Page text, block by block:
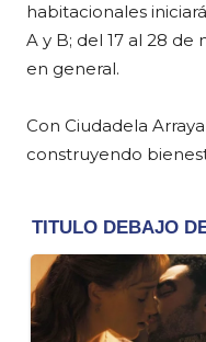
habitacionales
A y B; del 17 al 28
en general.
Con Ciudadela
construyendo